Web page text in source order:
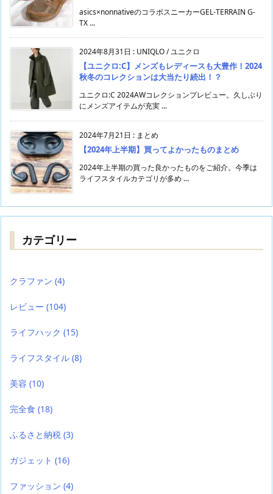
asics×nonnativeのコラボスニーカーGEL-TERRAIN G-
TX ...
2024年8月31日 : UNIQLO / ユニクロ
【ユニクロ:C】メンズもレディースも大豊作！2024
秋冬のコレクションは大当たり続出！？
ユニクロ:C 2024AWコレクションプレビュー。久しぶり
にメンズアイテムが充実 ...
2024年7月21日 : まとめ
【2024年上半期】買ってよかったものまとめ
2024年上半期の買った良かったものをご紹介。今季は
ライフスタイルカテゴリが多め ...
カテゴリー
クラファン (4)
レビュー (104)
ライフハック (15)
ライフスタイル (8)
美容 (10)
完全食 (18)
ふるさと納税 (3)
ガジェット (16)
ファッション (4)